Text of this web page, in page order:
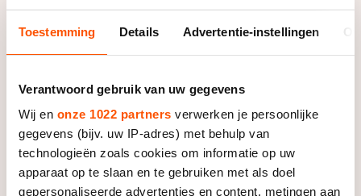
Toestemming Details Advertentie-instellingen
Verantwoord gebruik van uw gegevens
Wij en onze 1022 partners verwerken je persoonlijke
gegevens (bijv. uw IP-adres) met behulp van
technologieën zoals cookies om informatie op uw
apparaat op te slaan en te gebruiken met als doel
gepersonaliseerde advertenties en content, metingen aan
Livestreams
Word schaatsfan!
Medaille overzicht
Medaillespiegel
Van Jong tot Goud verhalen
Foto: Neeke Smit